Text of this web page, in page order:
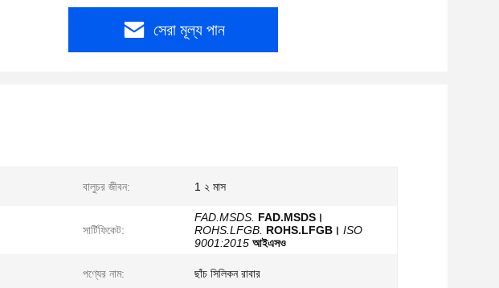
সেরা মূল্য পান
বালুচর জীবন: 1 ২ মাস
সার্টিফিকেট:
FAD.MSDS. FAD.MSDS।
ROHS.LFGB. ROHS.LFGB। ISO
9001:2015 আইএসও
পণ্যের নাম: ছাঁচ সিলিকন রাবার